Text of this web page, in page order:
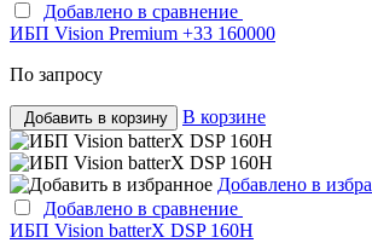
Добавлено в сравнение
ИБП Vision Premium +33 160000
По запросу
Добавить в корзину В корзине
Добавлено в
Добавлено в сравнение
ИБП Vision batterX DSP 160H